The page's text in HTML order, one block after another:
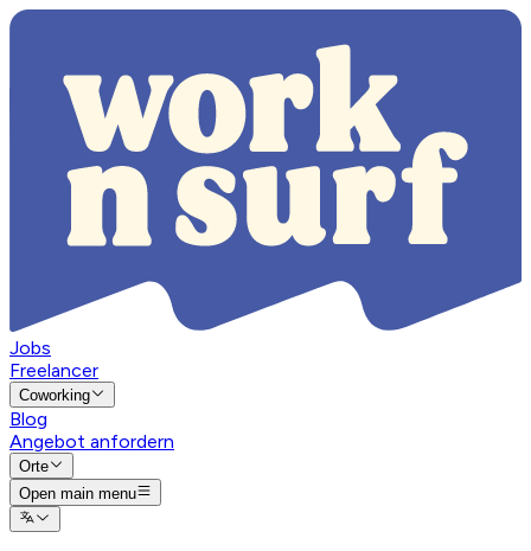
Jobs
Freelancer
Coworking
Blog
Angebot anfordern
Orte
Open main menu